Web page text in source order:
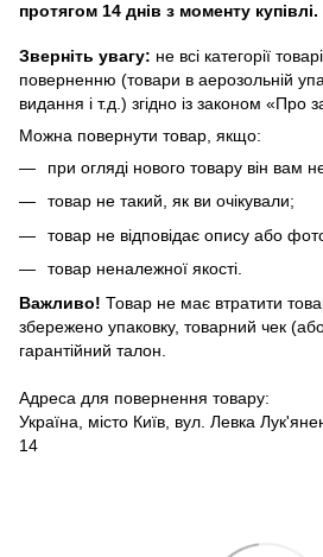
протягом 14 днів з моменту купівлі.
Зверніть увагу: не всі категорії
поверненню (товари в аерозольній
видання і т.д.) згідно із законом «Про
Можна повернути товар, якщо:
при огляді нового товару він вам
товар не такий, як ви очікували;
товар не відповідає опису або
товар неналежної якості.
Важливо! Товар не має втратити
збережено упаковку, товарний чек
гарантійний талон.
Адреса для повернення товару:
Україна, місто Київ, вул. Левка
14